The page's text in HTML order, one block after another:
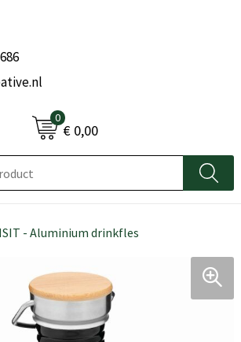
0
€ 0,00
- Aluminium drinkfles